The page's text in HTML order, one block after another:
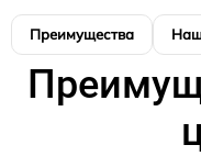
Преимущества